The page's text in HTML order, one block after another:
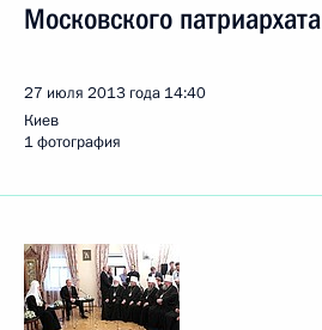
Московского патриархата
27 июля 2013 года 14:40
Киев
1 фотография